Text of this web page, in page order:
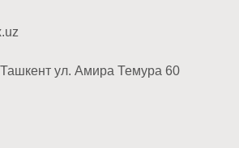
Ташкент ул. Амира Темура 60